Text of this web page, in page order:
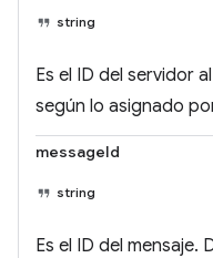
string
Es el ID del servidor
según lo asignado
messageId
string
Es el ID del mensaje.